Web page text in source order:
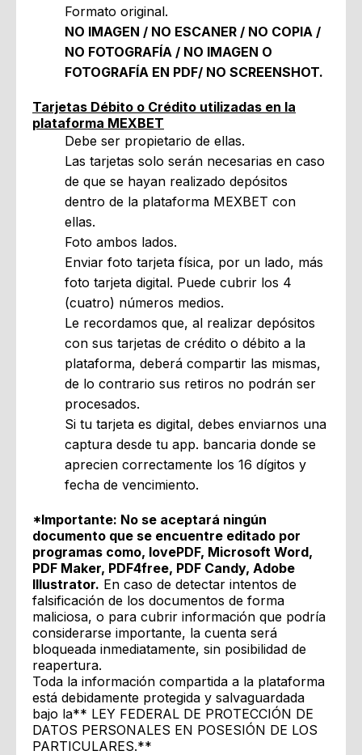
Formato original.
NO IMAGEN / NO ESCANER / NO COPIA /
NO FOTOGRAFÍA / NO IMAGEN O
FOTOGRAFÍA EN PDF/ NO SCREENSHOT.
Tarjetas Débito o Crédito utilizadas en la
plataforma MEXBET
Debe ser propietario de ellas.
Las tarjetas solo serán necesarias en caso
de que se hayan realizado depósitos
dentro de la plataforma MEXBET con
ellas.
Foto ambos lados.
Enviar foto tarjeta física, por un lado, más
foto tarjeta digital. Puede cubrir los 4
(cuatro) números medios.
Le recordamos que, al realizar depósitos
con sus tarjetas de crédito o débito a la
plataforma, deberá compartir las mismas,
de lo contrario sus retiros no podrán ser
procesados.
Si tu tarjeta es digital, debes enviarnos una
captura desde tu app. bancaria donde se
aprecien correctamente los 16 dígitos y
fecha de vencimiento.
*Importante: No se aceptará ningún
documento que se encuentre editado por
programas como, lovePDF, Microsoft Word,
PDF Maker, PDF4free, PDF Candy, Adobe
Illustrator. En caso de detectar intentos de
falsificación de los documentos de forma
maliciosa, o para cubrir información que podría
considerarse importante, la cuenta será
bloqueada inmediatamente, sin posibilidad de
reapertura.
Toda la información compartida a la plataforma
está debidamente protegida y salvaguardada
bajo la** LEY FEDERAL DE PROTECCIÓN DE
DATOS PERSONALES EN POSESIÓN DE LOS
PARTICULARES.**